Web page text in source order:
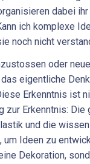
dabei
ich komplexe
noch nicht
oder neue
eigentliche
Erkenntnis ist
zur Erkenntnis: Die
und die
um Ideen zu
Dekoration,